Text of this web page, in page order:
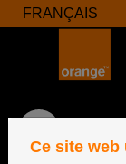
FRANÇAIS
Ce site